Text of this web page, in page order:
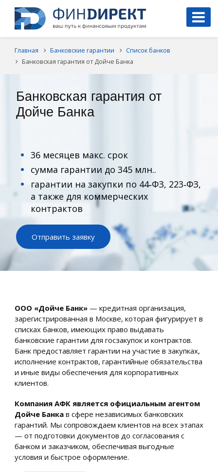
Главная Банковские гарантии
Список банков
Банковская гарантия от Дойче Банка
Банковская гарантия от
Дойче Банка
36 месяцев макс. срок
сумма гарантии до 345 млн..
гарантии на закупки по 44‑ФЗ, 223‑ФЗ,
а также для коммерческих
контрактов
Отправить заявку
ООО «Дойче Банк» — кредитная организация,
зарегистрированная в Москве, которая фигурирует в
списках банков, имеющих право выдавать
банковские гарантии для госзакупок и контрактов.
Банк предоставляет гарантии на участие в закупках,
исполнение контрактов, гарантийные обязательства
и иные виды обеспечения для корпоративных
клиентов.
Компания АФК является официальным агентом
Дойче Банка в сфере независимых банковских
гарантий. Мы сопровождаем клиентов на всех этапах
— от подготовки документов до согласования с
банком и заказчиком, обеспечивая выгодные
условия и быстрое оформление.